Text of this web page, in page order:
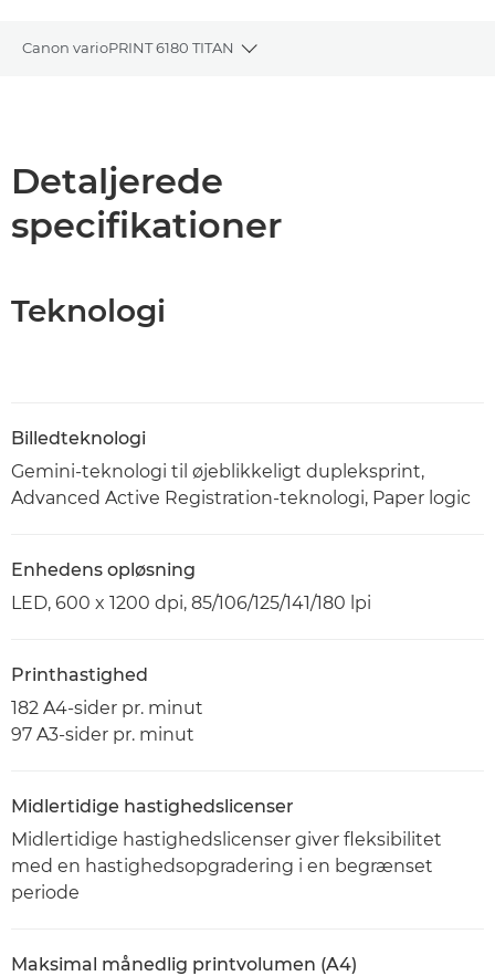
Canon varioPRINT 6180 TITAN
Toggle breadcrumbs
PDF-download
Detaljerede
specifikationer
Teknologi
Billedteknologi
Gemini-teknologi til øjeblikkeligt dupleksprint,
Advanced Active Registration-teknologi, Paper logic
Enhedens opløsning
LED, 600 x 1200 dpi, 85/106/125/141/180 lpi
Printhastighed
182 A4-sider pr. minut
97 A3-sider pr. minut
Midlertidige hastighedslicenser
Midlertidige hastighedslicenser giver fleksibilitet
med en hastighedsopgradering i en begrænset
periode
Maksimal månedlig printvolumen (A4)